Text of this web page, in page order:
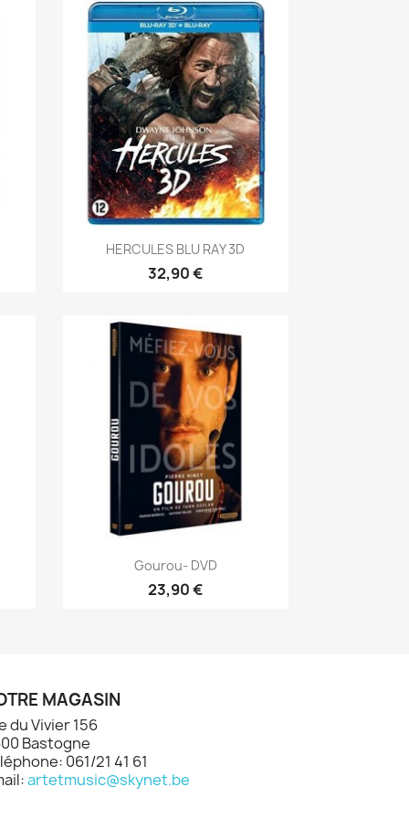
Aperçu rapide
HERCULES BLU RAY 3D
32,90 €
Aperçu rapide
Gourou- DVD
23,90 €
MAGASIN
du Vivier 156
Bastogne
061/21 41 61
artetmusic@skynet.be